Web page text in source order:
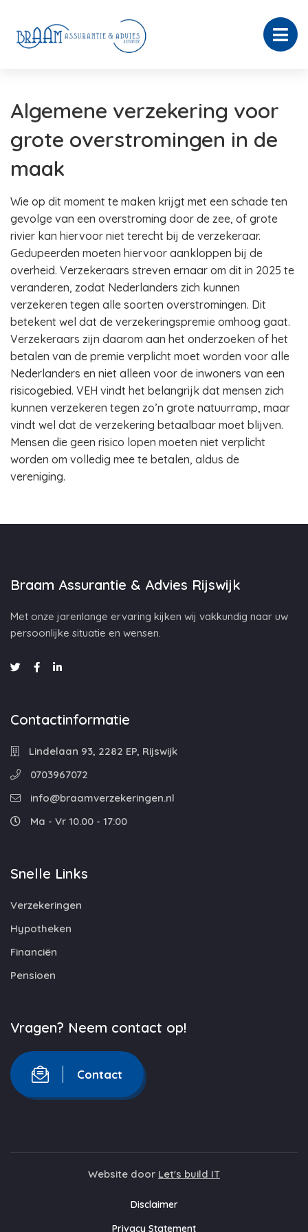
Algemene verzekering voor
grote overstromingen in de
maak
Wie op dit moment te maken krijgt met een schade ten
gevolge van een overstroming door de zee, of grote
rivier kan hiervoor niet terecht bij de verzekeraar.
Gedupeerden moeten hiervoor aankloppen bij de
overheid. Verzekeraars streven ernaar om dit in 2025 te
veranderen, zodat Nederlanders zich kunnen
verzekeren tegen alle soorten overstromingen. Dit
betekent wel dat de verzekeringspremie omhoog gaat.
Verzekeraars zijn daarom aan het onderzoeken of het
betalen van de premie verplicht moet worden voor alle
Nederlanders en niet alleen voor de inwoners van een
risicogebied. VEH vindt het belangrijk dat mensen zich
kunnen verzekeren tegen zo’n grote natuurramp, maar
vindt wel dat de verzekering betaalbaar moet blijven.
Mensen die geen risico lopen moeten niet verplicht
worden om volledig mee te betalen, aldus de
vereniging.
Braam Assurantie & Advies Rijswijk
Met onze jarenlange ervaring kijken wij vakkundig naar uw
persoonlijke situatie en wensen.
Contactinformatie
Lindelaan 93, 2282 EP, Rijswijk
0703967072
info@braamverzekeringen.nl
Ma - Vr 10.00 - 17:00
Snelle Links
Verzekeringen
Hypotheken
Financiën
Pensioen
Vragen? Neem contact op!
Contact
Website door Let's build IT
Disclaimer
Privacy Statement